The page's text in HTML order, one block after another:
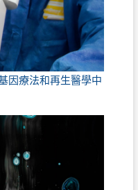
因療法和再生醫學中